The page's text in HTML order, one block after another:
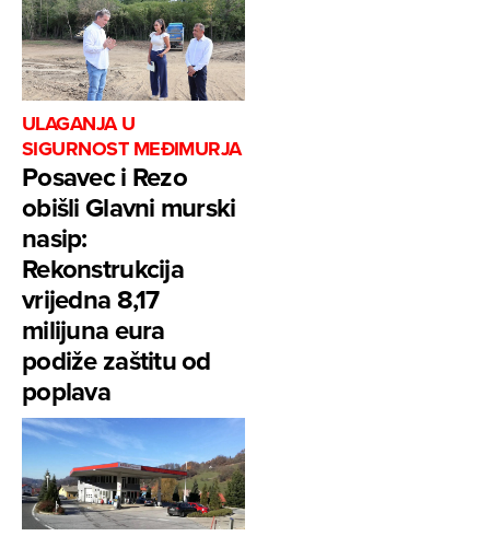
ULAGANJA U
SIGURNOST MEĐIMURJA
Posavec i Rezo
obišli Glavni murski
nasip:
Rekonstrukcija
vrijedna 8,17
milijuna eura
podiže zaštitu od
poplava